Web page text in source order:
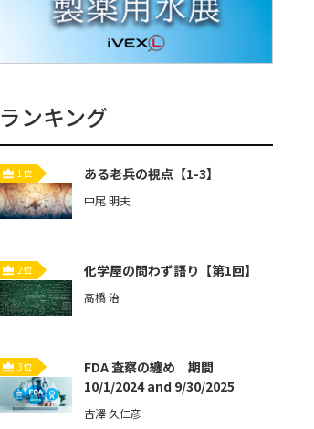
ランキング
1位 ある老兵の視点【1-3】
中尾 明夫
2位 化学屋の問わず語り【第1回】
高橋 治
3位
FDA 査察の纏め 期間
10/1/2024 and 9/30/2025
古澤 久仁彦